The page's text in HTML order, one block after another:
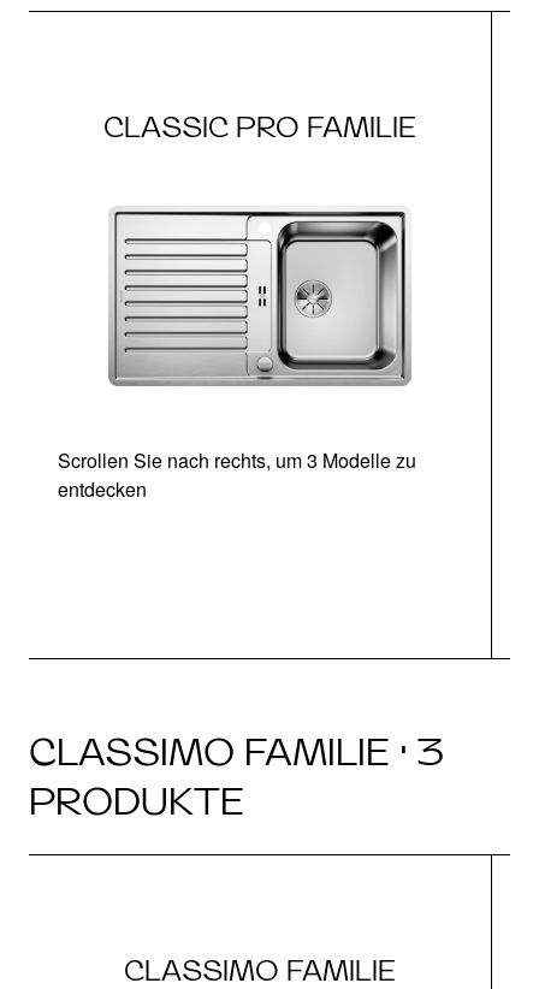
CLASSIC PRO FAMILIE
Scrollen Sie nach rechts, um 3 Modelle zu
entdecken
CLASSIMO FAMILIE · 3
PRODUKTE
CLASSIMO FAMILIE